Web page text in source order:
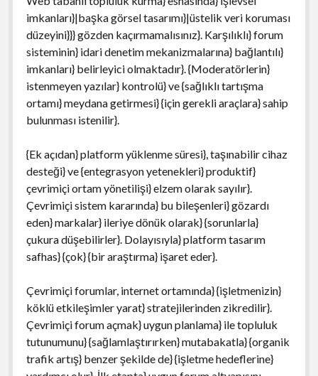
imkanları}|başka görsel tasarımı}|üstelik veri koruması
düzeyini}}} gözden kaçırmamalısınız}. Karşılıklı} forum
sisteminin} idari denetim mekanizmalarına} bağlantılı}
imkanları} belirleyici olmaktadır}. {Moderatörlerin}
istenmeyen yazılar} kontrolü} ve {sağlıklı tartışma
ortamı} meydana getirmesi} {için gerekli araçlara} sahip
bulunması istenilir}.
{Ek açıdan} platform yüklenme süresi}, taşınabilir cihaz
desteği} ve {entegrasyon yetenekleri} produktif}
çevrimiçi ortam yönetilişi} elzem olarak sayılır}.
Çevrimiçi sistem kararında} bu bileşenleri} gözardı
eden} markalar} ileriye dönük olarak} {sorunlarla}
çukura düşebilirler}. Dolayısıyla} platform tasarım
safhas} {çok} {bir araştırma} işaret eder}.
Çevrimiçi forumlar, internet ortamında} {işletmenizin}
köklü etkileşimler yarat} stratejilerinden zikredilir}.
Çevrimiçi forum açmak} uygun planlama} ile topluluk
tutunumunu} {sağlamlaştırırken} mutabakatla} {organik
trafik artış} benzer şekilde de} {işletme hedeflerine}